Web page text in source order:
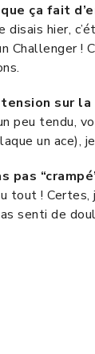
ça fait
disais hier,
Challenger
sur la
peu tendu,
un ace),
pas
tout ! Certes,
senti de